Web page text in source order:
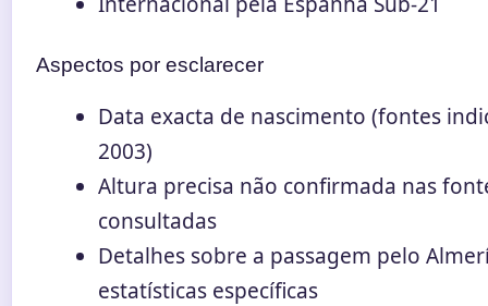
Aspectos por esclarecer
Data exacta de nascimento (fontes
2003)
Altura precisa não confirmada nas
consultadas
Detalhes sobre a passagem pelo
estatísticas específicas